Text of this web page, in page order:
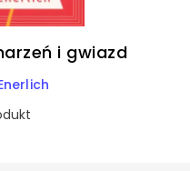
i gwiazd